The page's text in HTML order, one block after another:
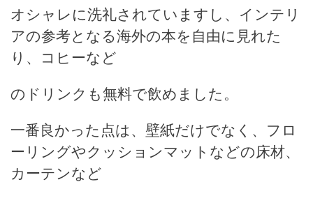
オシャレに洗礼されていますし、インテリ
アの参考となる海外の本を自由に見れた
り、コヒーなど
のドリンクも無料で飲めました。
一番良かった点は、壁紙だけでなく、フロ
ーリングやクッションマットなどの床材、
カーテンなど